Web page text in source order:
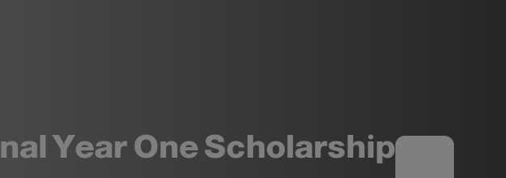
Year One Scholarship